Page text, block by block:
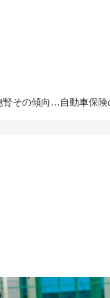
多発性嚢胞腎その傾向と対策！大切な『寿命』を伸ばすには早めの処置が必須です！